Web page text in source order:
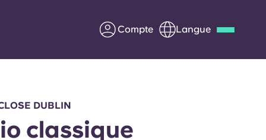
Compte Langue
DUBLIN
classique